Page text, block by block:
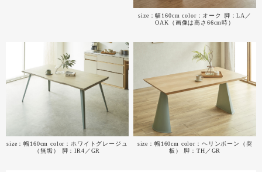
size：幅160cm color：オーク 脚：LA／
OAK（画像は高さ66cm時）
size：幅160cm color：ホワイトグレージュ
（無垢） 脚：IR4／GR
size：幅160cm color：ヘリンボーン（突
板） 脚：TH／GR